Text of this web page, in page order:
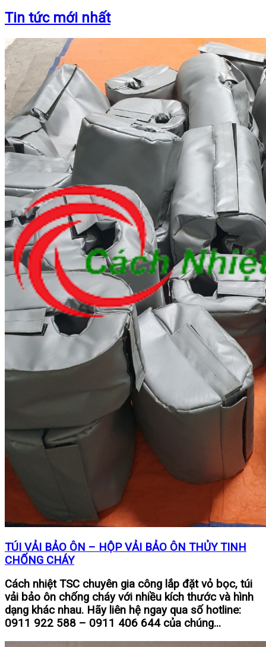
Tin tức mới nhất
TÚI VẢI BẢO ÔN – HỘP VẢI BẢO ÔN THỦY TINH
CHỐNG CHÁY
Cách nhiệt TSC chuyên gia công lắp đặt vỏ bọc, túi
vải bảo ôn chống cháy với nhiều kích thước và hình
dạng khác nhau. Hãy liên hệ ngay qua số hotline:
0911 922 588 – 0911 406 644 của chúng...